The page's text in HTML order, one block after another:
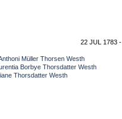
22 JUL 1783 -
Müller Thorsen Westh
Borbye Thorsdatter Westh
Thorsdatter Westh